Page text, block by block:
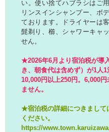
い。使い捨てハブラシはご
リンスインシャンプー、ボ
ております。ドライヤーは
髭剃り、櫛、シャワーキャ
せん。
★2026年6月より宿泊税が導
き、朝食代は含めず）が1人1
10,000円以上250円。6,000
ません。
★宿泊税の詳細につきまして
ください。
https://